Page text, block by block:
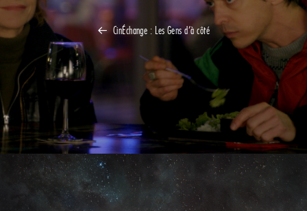
CinÉchange : Les Gens d’à côté